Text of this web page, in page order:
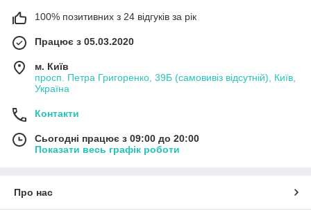
100% позитивних з 24 відгуків за рік
Працює з 05.03.2020
м. Київ
просп. Петра Григоренко, 39Б (самовивіз відсутній), Київ,
Україна
Контакти
Сьогодні працює з 09:00 до 20:00
Показати весь графік роботи
Про нас